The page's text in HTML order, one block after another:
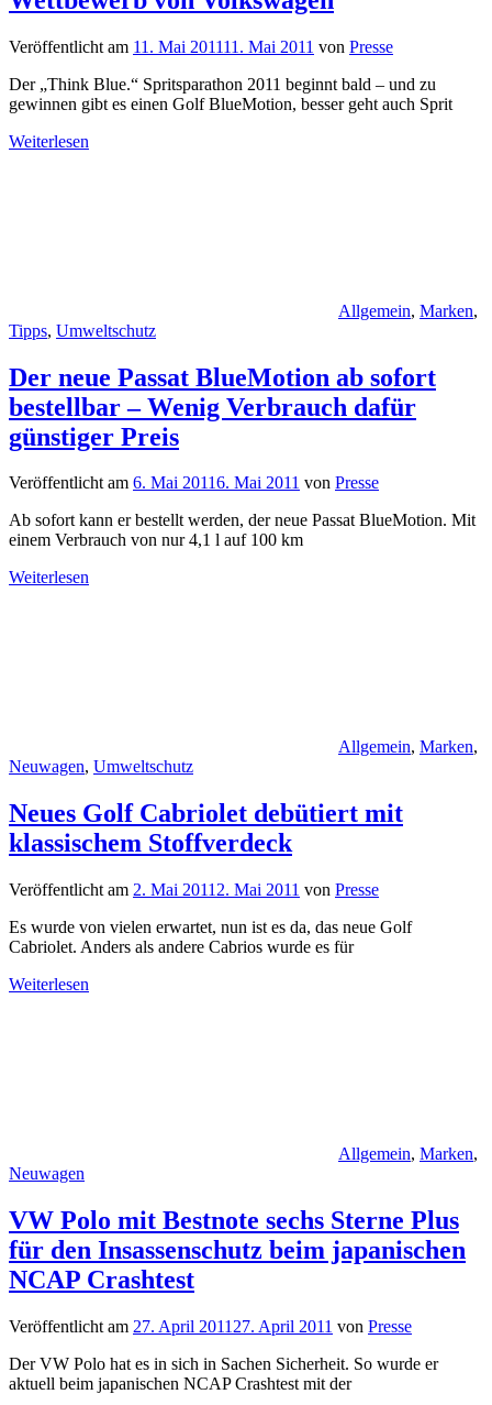
Veröffentlicht am 11. Mai 201111. Mai 2011 von Presse
Der „Think Blue.“ Spritsparathon 2011 beginnt bald – und zu
gewinnen gibt es einen Golf BlueMotion, besser geht auch Sprit
Weiterlesen
Allgemein, Marken,
Tipps, Umweltschutz
Der neue Passat BlueMotion ab sofort
bestellbar – Wenig Verbrauch dafür
günstiger Preis
Veröffentlicht am 6. Mai 20116. Mai 2011 von Presse
Ab sofort kann er bestellt werden, der neue Passat BlueMotion. Mit
einem Verbrauch von nur 4,1 l auf 100 km
Weiterlesen
Allgemein, Marken,
Neuwagen, Umweltschutz
Neues Golf Cabriolet debütiert mit
klassischem Stoffverdeck
Veröffentlicht am 2. Mai 2011 2. Mai 2011 von Presse
Es wurde von vielen erwartet, nun ist es da, das neue Golf
Cabriolet. Anders als andere Cabrios wurde es für
Weiterlesen
Allgemein, Marken,
Neuwagen
VW Polo mit Bestnote sechs Sterne Plus
für den Insassenschutz beim japanischen
NCAP Crashtest
Veröffentlicht am 27. April 2011 27. April 2011 von Presse
Der VW Polo hat es in sich in Sachen Sicherheit. So wurde er
aktuell beim japanischen NCAP Crashtest mit der